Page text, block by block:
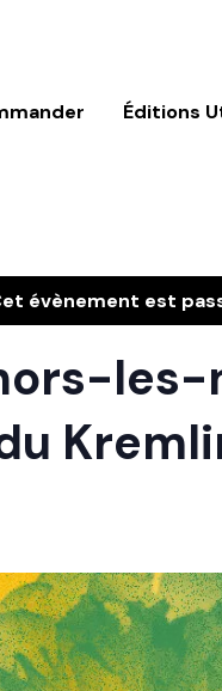
Éditions
évènement est
les-